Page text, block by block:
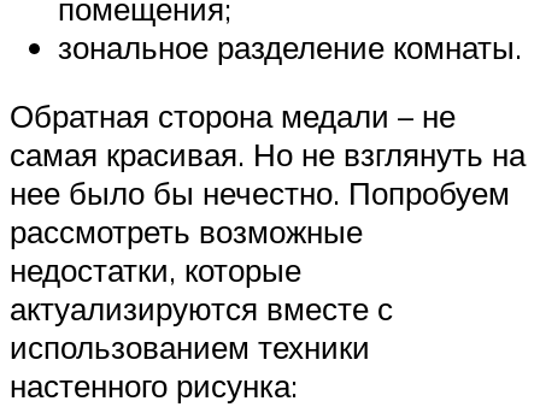
помещения;
зональное разделение комнаты.
Обратная сторона медали – не
самая красивая. Но не взглянуть на
нее было бы нечестно. Попробуем
рассмотреть возможные
недостатки, которые
актуализируются вместе с
использованием техники
настенного рисунка: